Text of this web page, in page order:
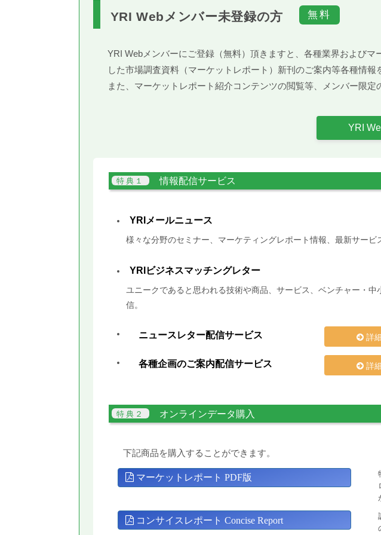
YRI Webメンバー未登録の方
YRI Webメンバーにご登録（無料）頂きますと、各種業界および
した市場調査資料（マーケットレポート）新刊のご案内等各種情報
また、マーケットレポート紹介コンテンツの閲覧等、メンバー限定
YRI
情報配信サービス
YRIメールニュース
様々な分野のセミナー、マーケティングレポート情報、最新サー
YRIビジネスマッチングレター
ユニークであると思われる技術や商品、サービス、ベンチャー・
信。
ニュースレター配信サービス 詳
各種企画のご案内配信サービス 詳
オンラインデータ購入
下記商品を購入することができます。
マーケットレポート PDF版
コンサイスレポート Concise Report